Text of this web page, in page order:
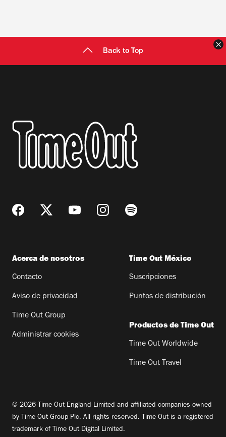
Back to Top
Acerca de nosotros
Contacto
Aviso de privacidad
Time Out Group
Administrar cookies
Time Out México
Suscripciones
Puntos de distribución
Productos de Time Out
Time Out Worldwide
Time Out Travel
© 2026 Time Out England Limited and affiliated companies owned
by Time Out Group Plc. All rights reserved. Time Out is a registered
trademark of Time Out Digital Limited.